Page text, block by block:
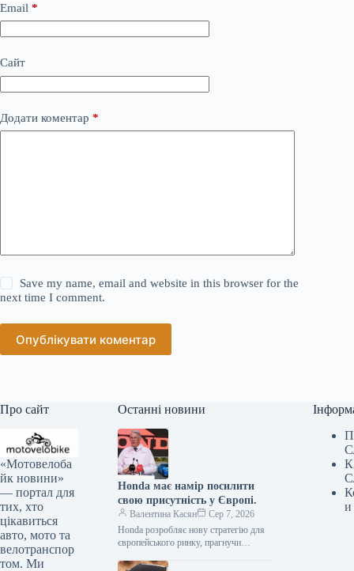
Email *
Сайт
Додати коментар *
Save my name, email and website in this browser for the
next time I comment.
Опублікувати коментар
Про сайт
«Мотовелоба
йк новини»
— портал для
тих, хто
цікавиться
авто, мото та
велотранспор
том. Ми
Останні новини
Honda має намір посилити
свою присутність у Європі.
Валентина Касян
Сер 7, 2026
Honda розробляє нову стратегію для
європейського ринку, прагнучи
спаду обсягів збуту. Протягом
и